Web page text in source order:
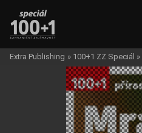
Extra Publishing » 100+1 ZZ Speciál »